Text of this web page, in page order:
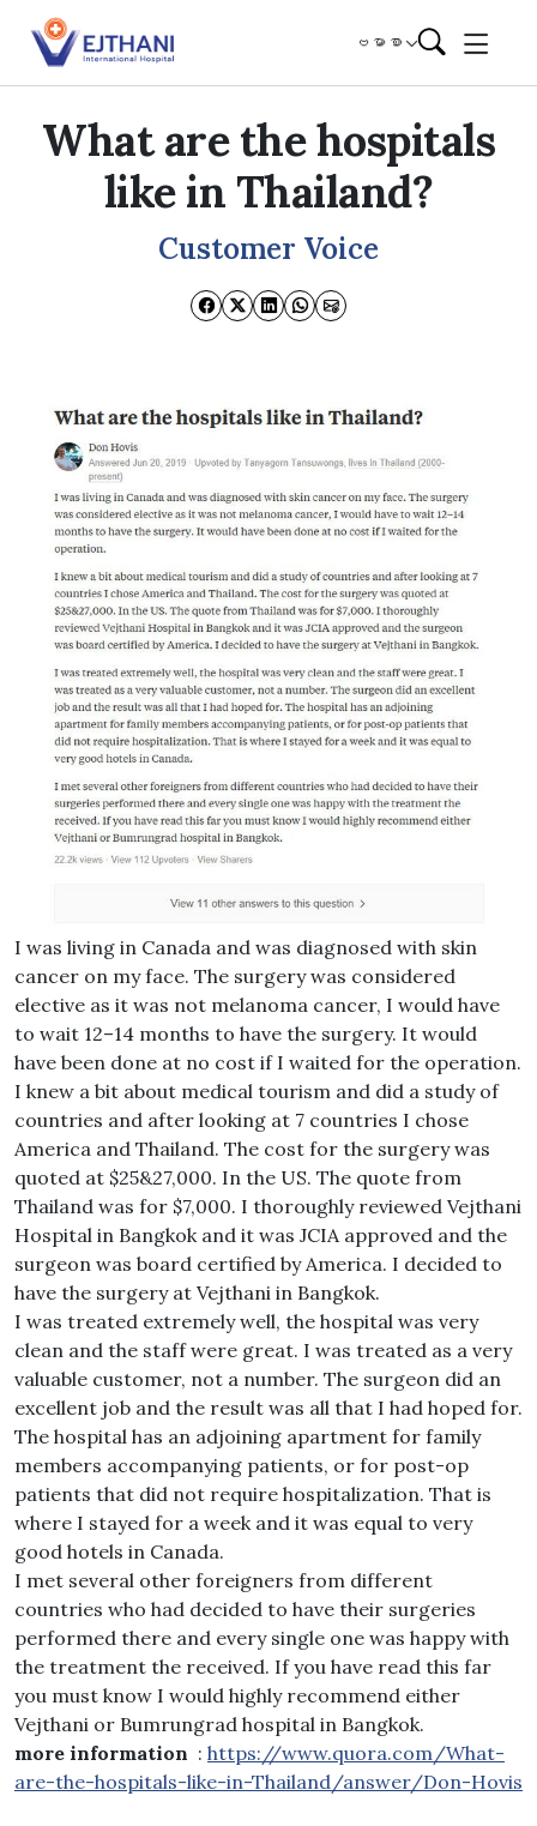
Skip to content
ဗမာစာ
What are the hospitals
like in Thailand?
Customer Voice
I was living in Canada and was diagnosed with skin
cancer on my face. The surgery was considered
elective as it was not melanoma cancer, I would have
to wait 12–14 months to have the surgery. It would
have been done at no cost if I waited for the operation.
I knew a bit about medical tourism and did a study of
countries and after looking at 7 countries I chose
America and Thailand. The cost for the surgery was
quoted at $25&27,000. In the US. The quote from
Thailand was for $7,000. I thoroughly reviewed Vejthani
Hospital in Bangkok and it was JCIA approved and the
surgeon was board certified by America. I decided to
have the surgery at Vejthani in Bangkok.
I was treated extremely well, the hospital was very
clean and the staff were great. I was treated as a very
valuable customer, not a number. The surgeon did an
excellent job and the result was all that I had hoped for.
The hospital has an adjoining apartment for family
members accompanying patients, or for post-op
patients that did not require hospitalization. That is
where I stayed for a week and it was equal to very
good hotels in Canada.
I met several other foreigners from different
countries who had decided to have their surgeries
performed there and every single one was happy with
the treatment the received. If you have read this far
you must know I would highly recommend either
Vejthani or Bumrungrad hospital in Bangkok.
more information : https://www.quora.com/What-
are-the-hospitals-like-in-Thailand/answer/Don-Hovis